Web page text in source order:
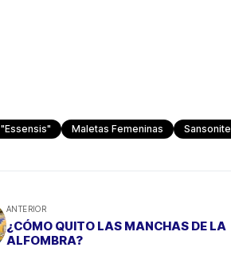
"Essensis" Maletas Femeninas Sansonite
ANTERIOR
¿CÓMO QUITO LAS MANCHAS DE LA
ALFOMBRA?